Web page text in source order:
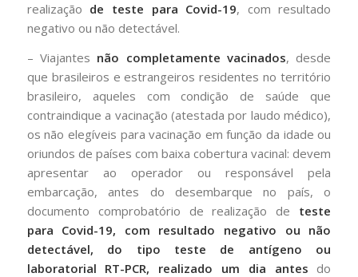
realização de teste para Covid-19, com resultado
negativo ou não detectável.
– Viajantes não completamente vacinados, desde
que brasileiros e estrangeiros residentes no território
brasileiro, aqueles com condição de saúde que
contraindique a vacinação (atestada por laudo médico),
os não elegíveis para vacinação em função da idade ou
oriundos de países com baixa cobertura vacinal: devem
apresentar ao operador ou responsável pela
embarcação, antes do desembarque no país, o
documento comprobatório de realização de teste
para Covid-19, com resultado negativo ou não
detectável, do tipo teste de antígeno ou
laboratorial RT-PCR, realizado um dia antes do